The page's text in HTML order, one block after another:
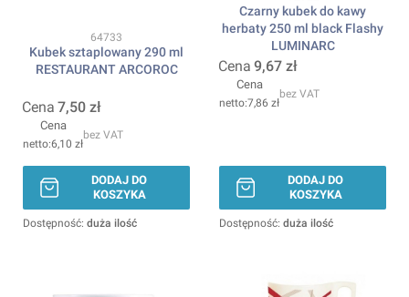
Kod produktu
64733
Kubek sztaplowany 290 ml
RESTAURANT ARCOROC
Cena 7,50 zł
Cena
6,10 zł
bez VAT
DODAJ DO
KOSZYKA
Dostępność: duża ilość
Czarny kubek do kawy
herbaty 250 ml black Flashy
LUMINARC
Cena 9,67 zł
Cena
7,86 zł
bez VAT
DODAJ DO
KOSZYKA
Dostępność: duża ilość